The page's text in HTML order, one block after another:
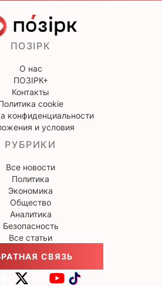
ПОЗІРК
О нас
ПОЗІРК+
Контакты
cookie
конфиденциальности
и условия
РУБРИКИ
Все новости
Политика
Экономика
Общество
Аналитика
Безопасность
Все статьи
СВЯЗЬ